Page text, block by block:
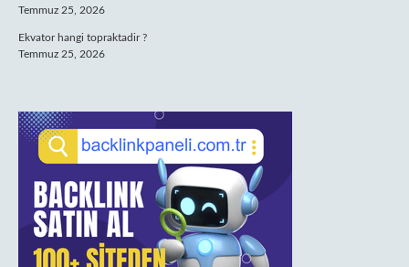
Temmuz 25, 2026
Ekvator hangi topraktadir ?
Temmuz 25, 2026